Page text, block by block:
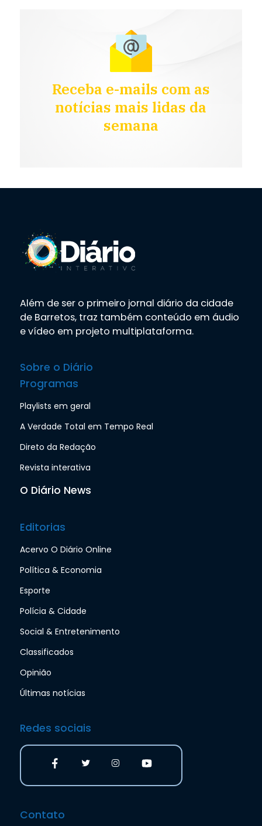
Receba e-mails com as
notícias mais lidas da
semana
Além de ser o primeiro jornal diário da cidade
de Barretos, traz também conteúdo em áudio
e vídeo em projeto multiplataforma.
Sobre o Diário
Programas
Playlists em geral
A Verdade Total em Tempo Real
Direto da Redação
Revista interativa
O Diário News
Editorias
Acervo O Diário Online
Política & Economia
Esporte
Polícia & Cidade
Social & Entretenimento
Classificados
Opinião
Últimas notícias
Redes sociais
Contato